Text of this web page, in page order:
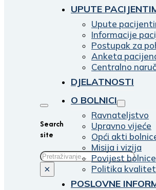
Search
site
Traži
×
UPUTE
Upute
Informacije
Postupak za
Anketa
Centralno
DJELATNOSTI
O BOLNICI
Ravnateljstvo
Upravno vijeće
Opći akti
Misija i vizija
Povijest bolnice
Politika
POSLOVNE